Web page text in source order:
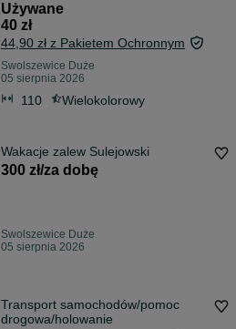
Używane
40 zł
44,90 zł z Pakietem Ochronnym
Swolszewice Duże
05 sierpnia 2026
110 Wielokolorowy
Wakacje zalew Sulejowski
300 zł/za dobę
Swolszewice Duże
05 sierpnia 2026
Transport samochodów/pomoc
drogowa/holowanie